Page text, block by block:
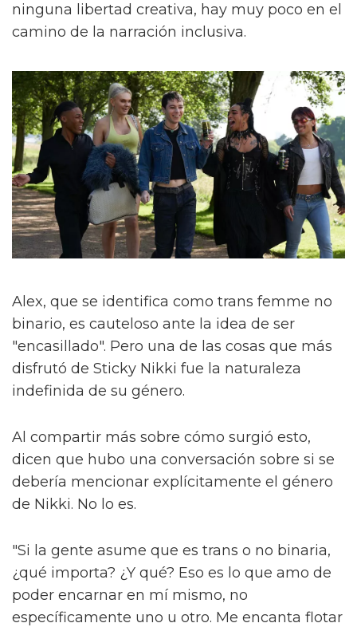
ninguna libertad creativa, hay muy poco en el
camino de la narración inclusiva.
Alex, que se identifica como trans femme no
binario, es cauteloso ante la idea de ser
"encasillado". Pero una de las cosas que más
disfrutó de Sticky Nikki fue la naturaleza
indefinida de su género.
Al compartir más sobre cómo surgió esto,
dicen que hubo una conversación sobre si se
debería mencionar explícitamente el género
de Nikki. No lo es.
"Si la gente asume que es trans o no binaria,
¿qué importa? ¿Y qué? Eso es lo que amo de
poder encarnar en mí mismo, no
específicamente uno u otro. Me encanta flotar